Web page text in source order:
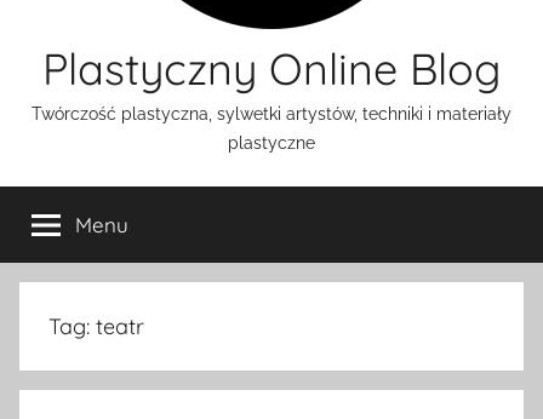
Plastyczny Online Blog
Twórczość plastyczna, sylwetki artystów, techniki i materiały
plastyczne
Menu
Tag: teatr